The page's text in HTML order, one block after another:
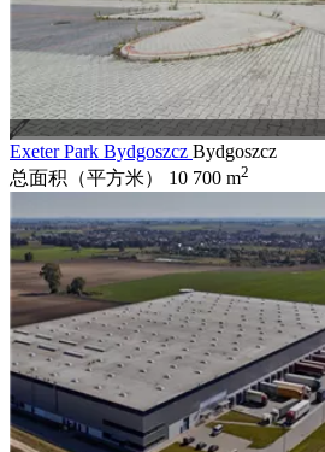
Exeter Park Bydgoszcz Bydgoszcz
总面积（平方米）
10 700 m2